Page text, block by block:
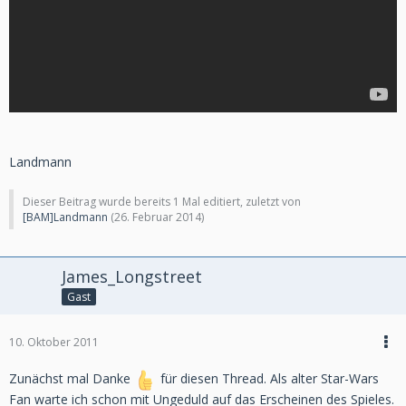
Landmann
Dieser Beitrag wurde bereits 1 Mal editiert, zuletzt von
[BAM]Landmann (26. Februar 2014)
James_Longstreet
Gast
10. Oktober 2011
Zunächst mal Danke
für diesen Thread. Als alter Star-Wars
Fan warte ich schon mit Ungeduld auf das Erscheinen des Spieles.